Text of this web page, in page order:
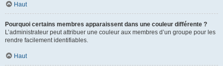
Haut
Pourquoi certains membres apparaissent dans une couleur différente ?
L’administrateur peut attribuer une couleur aux membres d’un groupe pour les
rendre facilement identifiables.
Haut